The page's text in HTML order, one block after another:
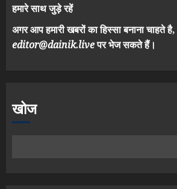
हमारे साथ जुड़े रहें
अगर आप हमारी खबरों का हिस्सा बनाना चाहते
editor@dainik.liveपर भेज सकते हैं।
खोज